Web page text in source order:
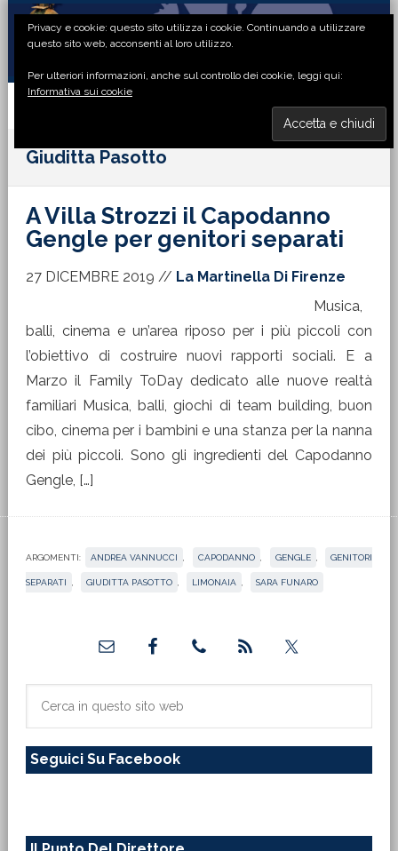
Passa
primaria
Passa
principale
Passa
laterale
Passa
di
Giuditta Pasotto
A Villa Strozzi il Capodanno
Gengle per genitori separati
27 DICEMBRE 2019 // La Martinella Di Firenze
Musica,
balli, cinema e un’area riposo per i più piccoli con
l’obiettivo di costruire nuovi rapporti sociali. E a
Marzo il Family ToDay dedicato alle nuove realtà
familiari Musica, balli, giochi di team building, buon
cibo, cinema per i bambini e una stanza per la nanna
dei più piccoli. Sono gli ingredienti del Capodanno
Gengle, […]
ARGOMENTI: ANDREA VANNUCCI CAPODANNO GENGLE GENITORI
SEPARATI GIUDITTA PASOTTO LIMONAIA SARA FUNARO
primaria
sito
Seguici Su Facebook
Privacy e cookie: questo sito utilizza i cookie. Continuando a utilizzare
questo sito web, acconsenti al loro utilizzo.
Per ulteriori informazioni, anche sul controllo dei cookie, leggi qui:
Informativa sui cookie